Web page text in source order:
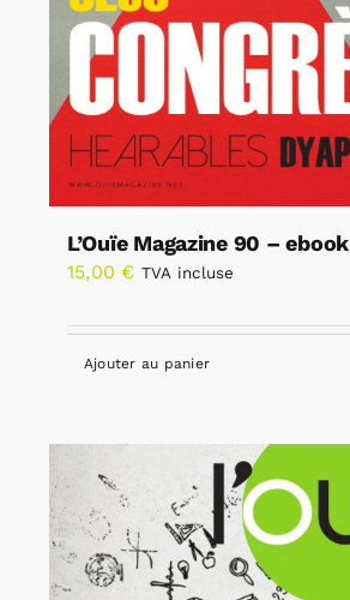
L’Ouïe Magazine 90 – ebook
15,00 € TVA incluse
Ajouter au panier